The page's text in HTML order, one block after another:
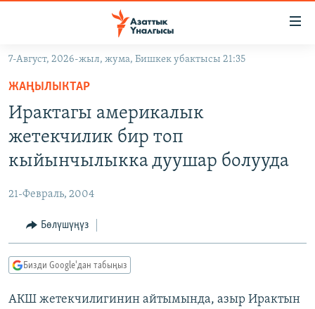
Навигацияга
өтүңүз
Издөөгө
салыңызКЫРГЫЗСТАН
САЯСАТ
МАДАНИЯТ
ДҮЙНӨ
ДҮЙНӨ
УКРАИНА
ТВ ПРОГРАММАЛАР
БҮГҮН АЗАТТЫКТА
ДАНИСТЕ
ПОДКАСТ
7-Август, 2026-жыл, жума, Бишкек убактысы 21:35
ЖАҢЫЛЫКТАР
Ирактагы америкалык
жетекчилик бир топ
кыйынчылыкка дуушар болууда
21-Февраль, 2004
Бөлүшүңүз
Бизди Google'дан табыңыз
АКШ жетекчилигинин айтымында, азыр Ирактын